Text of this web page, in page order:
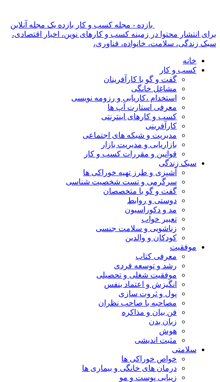
بازده - مجله کسب و کار بازده یک مجله آنلاین
برای انتشار محتوا در زمینه کسب و کارهای نوین، اخبار اقتصادی،
سبک زندگی، سلامت، خانواده، فناوری،
خانه
کسب و کار
گفت و گو با کارآفرینان
مشاغل خانگی
استخدام ،کاریابی و رزومه نویسی
معرفی استارت آپ ها
کسب و کارهای اینترنتی
کارآفرینی
مدیریت و شبکه های اجتماعی
بازاریابی و مدیریت بازار
قوانین و مقررات کسب و کار
سبک زندگی
آشپزی و طرز تهیه خوراکی ها
سرگرمی و تست شخصیت شناسی
گفت و گو با متخصصان
دوستی و روابط
مد و دکوراسیون
تعبیر خواب
زناشویی و سلامت جنسی
کودکان و والدین
موفقیت
معرفی کتاب
رشد و توسعه فردی
موفقیت شغلی و تحصیلی
انگیزش و اعتماد بنفس
پول و ثروت سازی
مصاحبه با صاحب نظران
فن بیان و مذاکره
زبان بدن
هوش
مثبت اندیشی
سلامتی
خواص خوراکی ها
درمان های خانگی و بیماری ها
زیبایی پوست و مو